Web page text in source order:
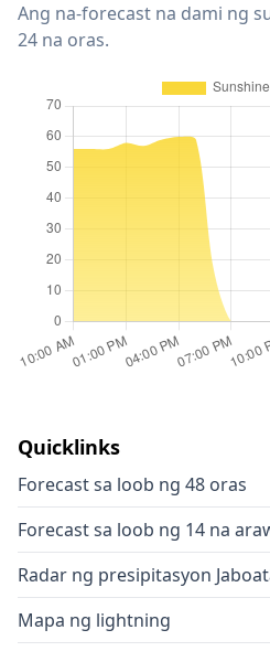
Ang na-forecast na dami ng
24 na oras.
Quicklinks
Forecast sa loob ng 48 oras
Forecast sa loob ng 14 na
Radar ng presipitasyon
Mapa ng lightning